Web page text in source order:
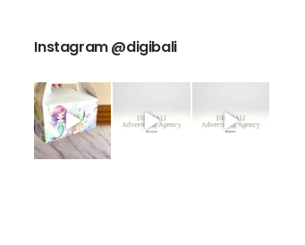
Instagram @digibali